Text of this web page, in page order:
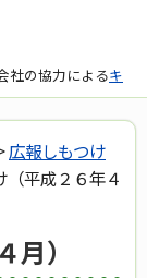
社の協力によるキ
広報しもつけ
（平成２６年４
）